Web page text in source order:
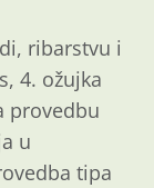
ribarstvu i
4. ožujka
provedbu
u
tipa